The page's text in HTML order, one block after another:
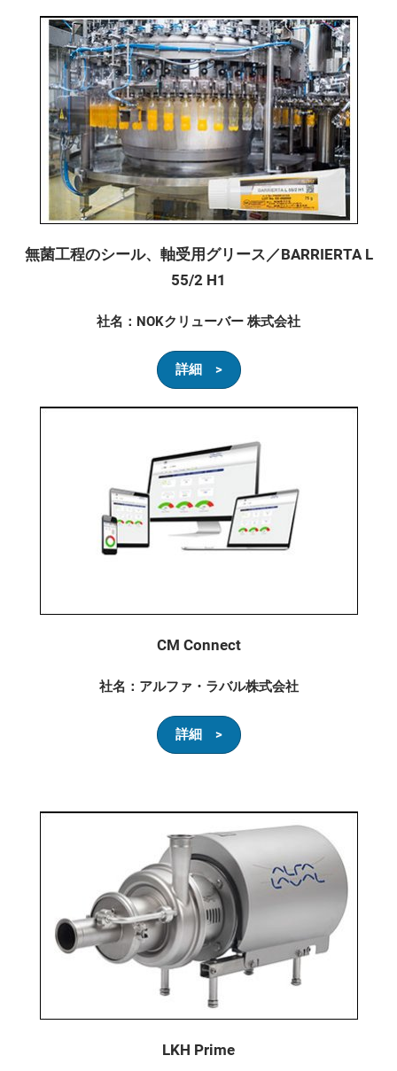
無菌工程のシール、軸受用グリース／BARRIERTA L
55/2 H1
社名：NOKクリューバー 株式会社
詳細 >
CM Connect
社名：アルファ・ラバル株式会社
詳細 >
LKH Prime